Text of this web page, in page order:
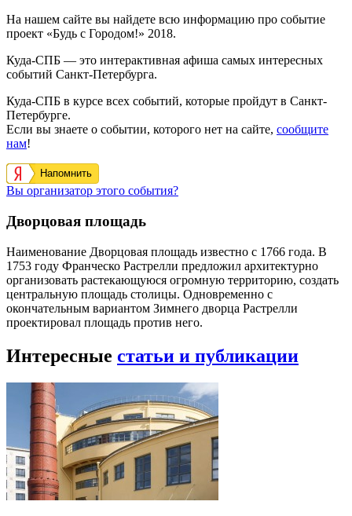
На нашем сайте вы найдете всю информацию про событие
проект «Будь с Городом!» 2018.
Куда-СПБ — это интерактивная афиша самых интересных
событий Санкт-Петербурга.
Куда-СПБ в курсе всех событий, которые пройдут в Санкт-
Петербурге.
Если вы знаете о событии, которого нет на сайте, сообщите
нам!
Напомнить
Вы организатор этого события?
Дворцовая площадь
Наименование Дворцовая площадь известно с 1766 года. В
1753 году Франческо Растрелли предложил архитектурно
организовать растекающуюся огромную территорию, создать
центральную площадь столицы. Одновременно с
окончательным вариантом Зимнего дворца Растрелли
проектировал площадь против него.
Интересные статьи и публикации